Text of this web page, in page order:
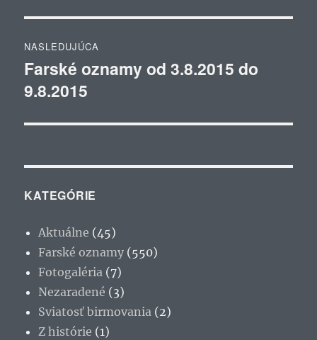
NASLEDUJÚCA
Ďalší
článok:
Farské oznamy od 3.8.2015 do
9.8.2015
KATEGÓRIE
Aktuálne (45)
Farské oznamy (550)
Fotogaléria (7)
Nezaradené (3)
Sviatosť birmovania (2)
Z histórie (1)